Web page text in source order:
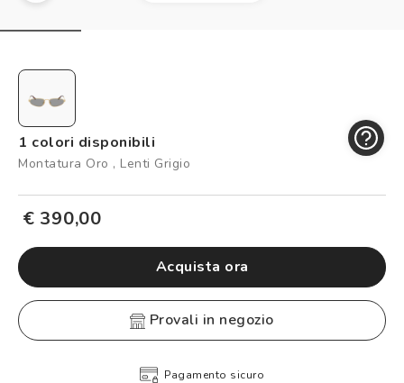
Controllo visivo
Logout
1 colori disponibili
Montatura Oro , Lenti Grigio
€ 390,00
Acquista ora
provali in negozio
Pagamento sicuro